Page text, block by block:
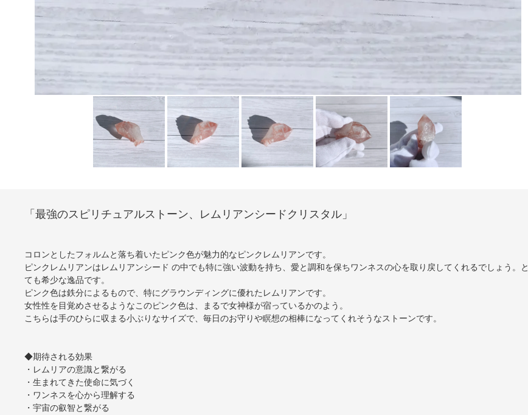
「最強のスピリチュアルストーン、レムリアンシードクリスタル」
コロンとしたフォルムと落ち着いたピンク色が魅力的なピンクレムリアンです。
ピンクレムリアンはレムリアンシード の中でも特に強い波動を持ち、愛と調和を保ちワンネスの心を取り戻してくれるでしょう。と
ても希少な逸品です。
ピンク色は鉄分によるもので、特にグラウンディングに優れたレムリアンです。
女性性を目覚めさせるようなこのピンク色は、まるで女神様が宿っているかのよう。
こちらは手のひらに収まる小ぶりなサイズで、毎日のお守りや瞑想の相棒になってくれそうなストーンです。
◆期待される効果
・レムリアの意識と繋がる
・生まれてきた使命に気づく
・ワンネスを心から理解する
・宇宙の叡智と繋がる